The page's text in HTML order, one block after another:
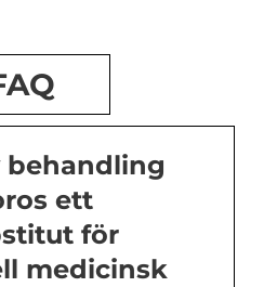
ett
för
medicinsk